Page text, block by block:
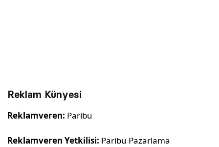
Reklam Künyesi
Reklamveren: Paribu
Reklamveren Yetkilisi: Paribu Pazarlama